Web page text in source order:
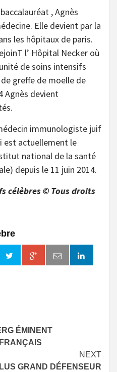
, Agnès
Elle devient par la
les hôpitaux de paris.
l’ Hôpital Necker où
de soins intensifs
greffe de moelle de
Agnès devient
immunologiste juif
est actuellement le
national de la santé
depuis le 11 juin 2014.
célèbres © Tous droits
ÉMINENT
NEXT
GRAND DÉFENSEUR